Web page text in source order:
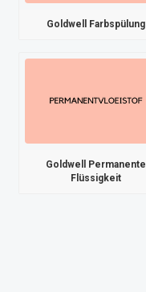
Goldwell Farbspülung
Goldwell Permanente
Flüssigkeit